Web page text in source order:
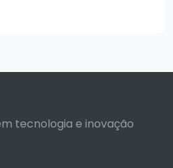
tecnologia e inovação